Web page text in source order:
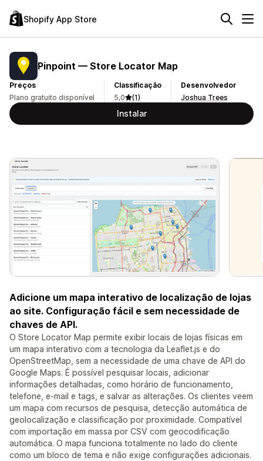
Shopify App Store
Pinpoint — Store Locator Map
Preços
Plano gratuito disponível
Classificação
5,0
(1)
Desenvolvedor
Joshua Trees
Instalar
Adicione um mapa interativo de localização de lojas
ao site. Configuração fácil e sem necessidade de
chaves de API.
O Store Locator Map permite exibir locais de lojas físicas em
um mapa interativo com a tecnologia da Leaflet.js e do
OpenStreetMap, sem a necessidade de uma chave de API do
Google Maps. É possível pesquisar locais, adicionar
informações detalhadas, como horário de funcionamento,
telefone, e-mail e tags, e salvar as alterações. Os clientes veem
um mapa com recursos de pesquisa, detecção automática de
geolocalização e classificação por proximidade. Compatível
com importação em massa por CSV com geocodificação
automática. O mapa funciona totalmente no lado do cliente
como um bloco de tema e não exige configurações adicionais.